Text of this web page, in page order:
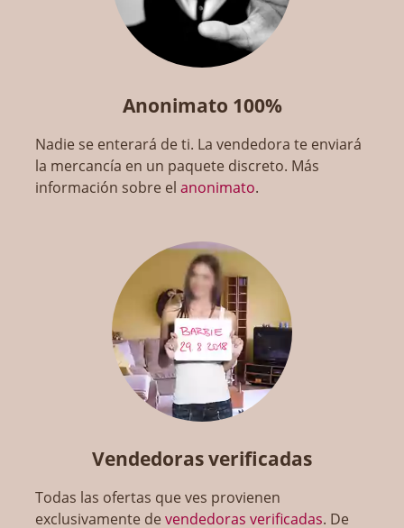
Anonimato 100%
Nadie se enterará de ti. La vendedora te enviará
la mercancía en un paquete discreto. Más
información sobre elanonimato.
Vendedoras verificadas
Todas las ofertas que ves provienen
exclusivamente devendedoras verificadas. De